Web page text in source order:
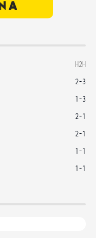
H2H
2-3
1-3
2-1
2-1
1-1
1-1